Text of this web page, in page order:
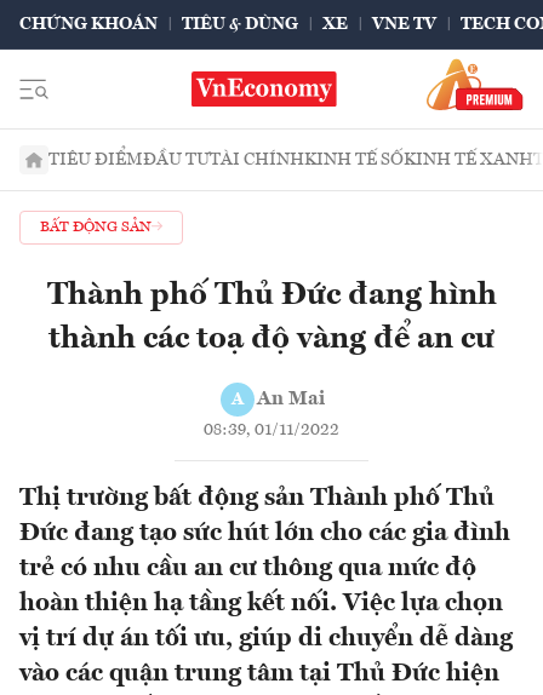
CHỨNG KHOÁN TIÊU & DÙNG XE VNE TV TECH
TIÊU ĐIỂMĐẦU TƯTÀI CHÍNHKINH TẾ SỐKINH TẾ XANH
BẤT ĐỘNG SẢN
Thành phố Thủ Đức đang hình
thành các toạ độ vàng để an cư
A An Mai
08:39, 01/11/2022
Thị trường bất động sản Thành phố Thủ
Đức đang tạo sức hút lớn cho các gia đình
trẻ có nhu cầu an cư thông qua mức độ
hoàn thiện hạ tầng kết nối. Việc lựa chọn
vị trí dự án tối ưu, giúp di chuyển dễ dàng
vào các quận trung tâm tại Thủ Đức hiện